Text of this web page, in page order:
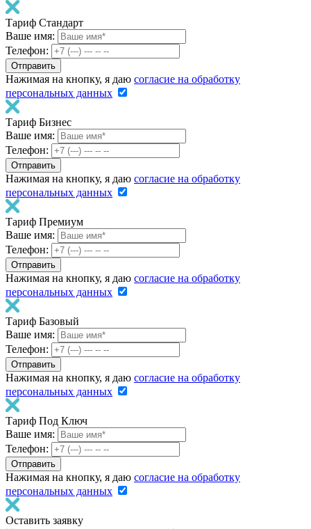
Тариф Стандарт
Ваше имя:
Телефон:
Нажимая на кнопку, я даю согласие на обработку
персональных данных
Тариф Бизнес
Ваше имя:
Телефон:
Нажимая на кнопку, я даю согласие на обработку
персональных данных
Тариф Премиум
Ваше имя:
Телефон:
Нажимая на кнопку, я даю согласие на обработку
персональных данных
Тариф Базовый
Ваше имя:
Телефон:
Нажимая на кнопку, я даю согласие на обработку
персональных данных
Тариф Под Ключ
Ваше имя:
Телефон:
Нажимая на кнопку, я даю согласие на обработку
персональных данных
Оставить заявку